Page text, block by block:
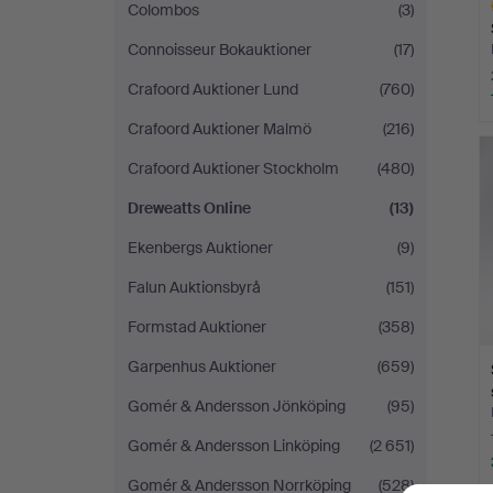
Colombos
(3)
Connoisseur Bokauktioner
(17)
Crafoord Auktioner Lund
(760)
Crafoord Auktioner Malmö
(216)
Crafoord Auktioner Stockholm
(480)
Dreweatts Online
(13)
Ekenbergs Auktioner
(9)
Falun Auktionsbyrå
(151)
Formstad Auktioner
(358)
Garpenhus Auktioner
(659)
Gomér & Andersson Jönköping
(95)
Gomér & Andersson Linköping
(2 651)
Gomér & Andersson Norrköping
(528)